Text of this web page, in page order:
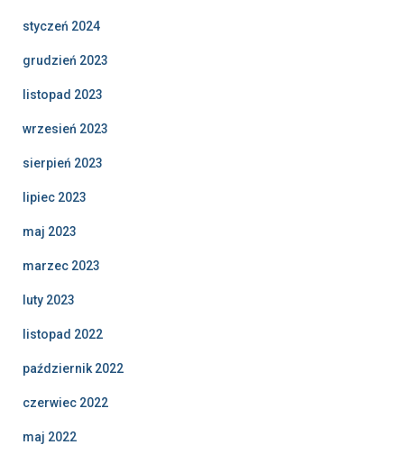
styczeń 2024
grudzień 2023
listopad 2023
wrzesień 2023
sierpień 2023
lipiec 2023
maj 2023
marzec 2023
luty 2023
listopad 2022
październik 2022
czerwiec 2022
maj 2022